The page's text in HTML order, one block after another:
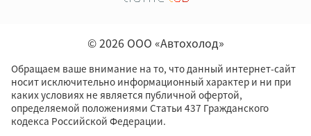
© 2026 ООО «Автохолод»
Обращаем ваше внимание на то, что данный интернет-сайт
носит исключительно информационный характер и ни при
каких условиях не является публичной офертой,
определяемой положениями Статьи 437 Гражданского
кодекса Российской Федерации.